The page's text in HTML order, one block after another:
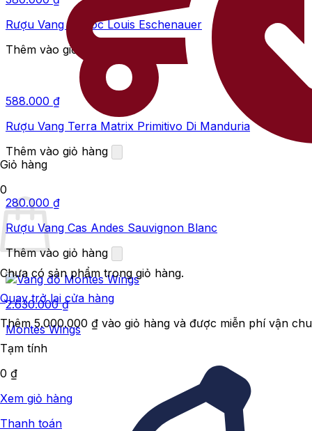
Giỏ hàng
0
Chưa có sản phẩm trong giỏ hàng.
Quay trở lại cửa hàng
Thêm5.000.000 ₫ vào giỏ hàng và được miễn phí vận
Tạm tính
0 ₫
Xem giỏ hàng
Thanh toán
Rượu Vang Medoc Louis Eschenauer
Thêm vào giỏ hàng
588.000 ₫
Rượu Vang Terra Matrix Primitivo Di Manduria
Thêm vào giỏ hàng
280.000 ₫
Rượu Vang Cas Andes Sauvignon Blanc
Thêm vào giỏ hàng
2.630.000₫
Montes Wings